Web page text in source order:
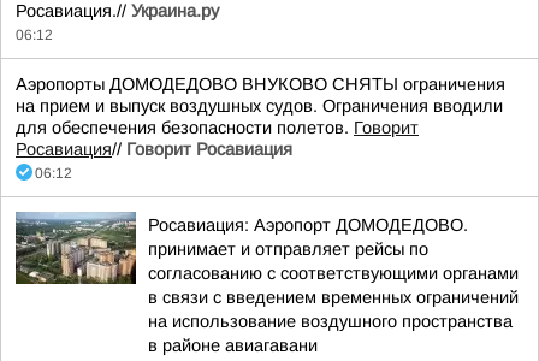
Росавиация.// Украина.ру
06:12
Аэропорты ДОМОДЕДОВО ВНУКОВО СНЯТЫ ограничения
на прием и выпуск воздушных судов. Ограничения вводили
для обеспечения безопасности полетов. Говорит
Росавиация// Говорит Росавиация
06:12
Росавиация: Аэропорт ДОМОДЕДОВО.
принимает и отправляет рейсы по
согласованию с соответствующими органами
в связи с введением временных ограничений
на использование воздушного пространства
в районе авиагавани